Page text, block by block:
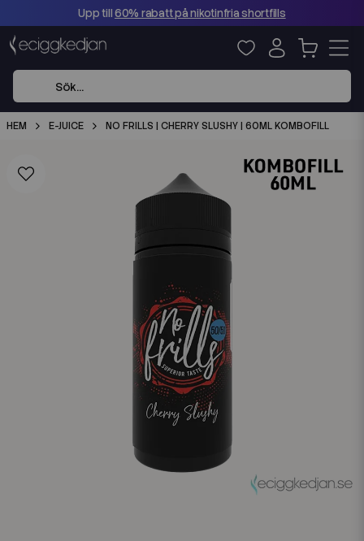
Upp till60% rabatt på nikotinfria shortfills
HEM E-JUICE NO FRILLS | CHERRY SLUSHY | 60ML KOMBOFILL